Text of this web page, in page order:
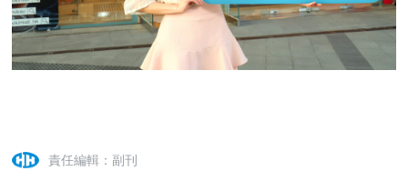
責任編輯：副刊